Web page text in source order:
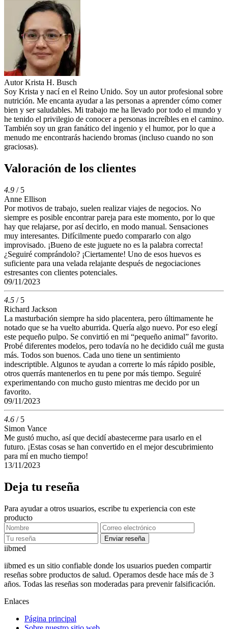
Autor Krista H. Busch
Soy Krista y nací en el Reino Unido. Soy un autor profesional sobre
nutrición. Me encanta ayudar a las personas a aprender cómo comer
bien y ser saludables. Mi trabajo me ha llevado por todo el mundo y
he tenido el privilegio de conocer a personas increíbles en el camino.
También soy un gran fanático del ingenio y el humor, por lo que a
menudo me encontrarás haciendo bromas (incluso cuando no son
graciosas).
Valoración de los clientes
4.9 / 5
Anne Ellison
Por motivos de trabajo, suelen realizar viajes de negocios. No
siempre es posible encontrar pareja para este momento, por lo que
hay que relajarse, por así decirlo, en modo manual. Sensaciones
muy interesantes. Difícilmente puedo compararlo con algo
improvisado. ¡Bueno de este juguete no es la palabra correcta!
¿Seguiré comprándolo? ¡Ciertamente! Uno de esos huevos es
suficiente para una velada relajante después de negociaciones
estresantes con clientes potenciales.
09/11/2023
4.5 / 5
Richard Jackson
La masturbación siempre ha sido placentera, pero últimamente he
notado que se ha vuelto aburrida. Quería algo nuevo. Por eso elegí
este pequeño pulpo. Se convirtió en mi “pequeño animal” favorito.
Probé diferentes modelos, pero todavía no he decidido cuál me gusta
más. Todos son buenos. Cada uno tiene un sentimiento
indescriptible. Algunos te ayudan a correrte lo más rápido posible,
otros querrás mantenerlos en tu pene por más tiempo. Seguiré
experimentando con mucho gusto mientras me decido por un
favorito.
09/11/2023
4.6 / 5
Simon Vance
Me gustó mucho, así que decidí abastecerme para usarlo en el
futuro. ¡Estas cosas se han convertido en el mejor descubrimiento
para mí en mucho tiempo!
13/11/2023
Deja tu reseña
Para ayudar a otros usuarios, escribe tu experiencia con este
producto
Enviar reseña
iibmed
iibmed es un sitio confiable donde los usuarios pueden compartir
reseñas sobre productos de salud. Operamos desde hace más de 3
años. Todas las reseñas son moderadas para prevenir falsificación.
Enlaces
Página principal